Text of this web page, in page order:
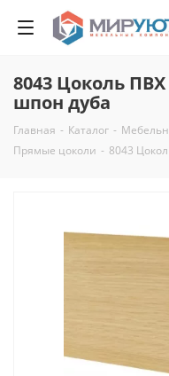
8043 Цоколь ПВХ
шпон дуба
Главная - Каталог -
Прямые цоколи - 8043